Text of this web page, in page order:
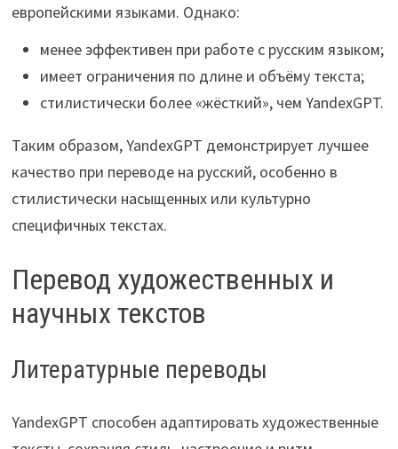
европейскими языками. Однако:
менее эффективен при работе с русским языком;
имеет ограничения по длине и объёму текста;
стилистически более «жёсткий», чем YandexGPT.
Таким образом, YandexGPT демонстрирует лучшее
качество при переводе на русский, особенно в
стилистически насыщенных или культурно
специфичных текстах.
Перевод художественных и
научных текстов
Литературные переводы
YandexGPT способен адаптировать художественные